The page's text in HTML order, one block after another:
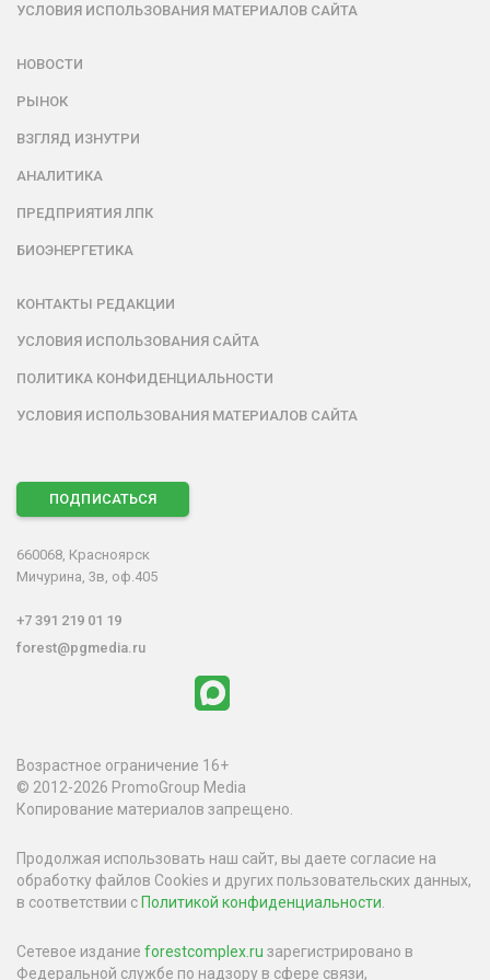
УСЛОВИЯ ИСПОЛЬЗОВАНИЯ МАТЕРИАЛОВ САЙТА
НОВОСТИ
РЫНОК
ВЗГЛЯД ИЗНУТРИ
АНАЛИТИКА
ПРЕДПРИЯТИЯ ЛПК
БИОЭНЕРГЕТИКА
КОНТАКТЫ РЕДАКЦИИ
УСЛОВИЯ ИСПОЛЬЗОВАНИЯ САЙТА
ПОЛИТИКА КОНФИДЕНЦИАЛЬНОСТИ
УСЛОВИЯ ИСПОЛЬЗОВАНИЯ МАТЕРИАЛОВ САЙТА
ПОДПИСАТЬСЯ
660068, Красноярск
Мичурина, 3в, оф.405
+7 391 219 01 19
forest@pgmedia.ru
Возрастное ограничение 16+
© 2012-2026 PromoGroup Media
Копирование материалов запрещено.
Продолжая использовать наш сайт, вы даете согласие на
обработку файлов Cookies и других пользовательских данных,
в соответствии с Политикой конфиденциальности.
Сетевое издание forestcomplex.ru зарегистрировано в
Федеральной службе по надзору в сфере связи,